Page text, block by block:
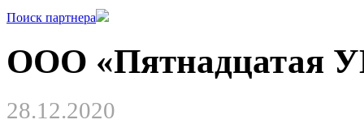
Поиск партнера
ООО «Пятнадцатая
28.12.2020